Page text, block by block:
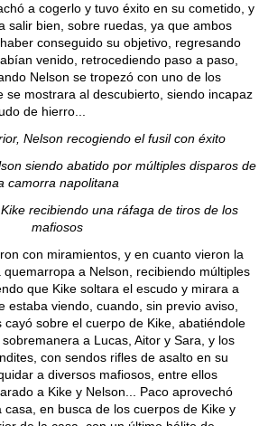
a cogerlo y tuvo éxito en su cometido, y
salir bien, sobre ruedas, ya que ambos
conseguido su objetivo, regresando
venido, retrocediendo paso a paso,
Nelson se tropezó con uno de los
se mostrara al descubierto, siendo incapaz
de hierro...
Nelson recogiendo el fusil con éxito
siendo abatido por múltiples disparos de
camorra napolitana
recibiendo una ráfaga de tiros de los
mafiosos
con miramientos, y en cuanto vieron la
a Nelson, recibiendo múltiples
que Kike soltara el escudo y mirara a
estaba viendo, cuando, sin previo aviso,
sobre el cuerpo de Kike, abatiéndole
a Lucas, Aitor y Sara, y los
con sendos rifles de asalto en su
a diversos mafiosos, entre ellos
a Kike y Nelson... Paco aprovechó
en busca de los cuerpos de Kike y